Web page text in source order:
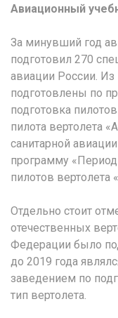
Авиационный
За минувший год
подготовил 270
авиации России.
подготовлены по
подготовка
пилота вертолета
санитарной
программу
пилотов вертолета
Отдельно стоит
отечественных
Федерации было
до 2019 года
заведением по
тип вертолета.